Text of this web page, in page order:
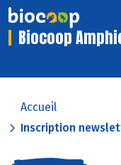
Biocoop
Accueil
Inscription